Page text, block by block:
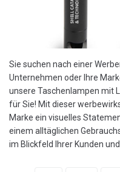
Sie suchen nach einer
Unternehmen oder Ihre
unsere Taschenlampen mit
für Sie! Mit dieser
Marke ein visuelles
einem alltäglichen
im Blickfeld Ihrer Kunden